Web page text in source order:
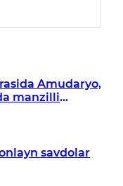
Amudaryo,
manzilli
savdolar